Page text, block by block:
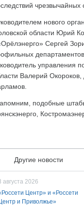
чрезвычайных
нового
области Юрий
Сергей
управления
Валерий Окороков,
подобные
Другие новости
августа 2026
Центр» и «Россети
и Приволжье»